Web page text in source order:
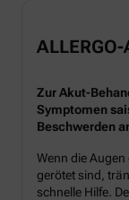
Zur Akut-
Symptomen
Beschwerden
Wenn die
gerötet sind,
schnelle Hilfe.